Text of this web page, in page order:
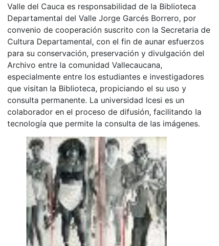
Valle del Cauca es responsabilidad de la Biblioteca
Departamental del Valle Jorge Garcés Borrero, por
convenio de cooperación suscrito con la Secretaria de
Cultura Departamental, con el fin de aunar esfuerzos
para su conservación, preservación y divulgación del
Archivo entre la comunidad Vallecaucana,
especialmente entre los estudiantes e investigadores
que visitan la Biblioteca, propiciando el su uso y
consulta permanente. La universidad Icesi es un
colaborador en el proceso de difusión, facilitando la
tecnología que permite la consulta de las imágenes.